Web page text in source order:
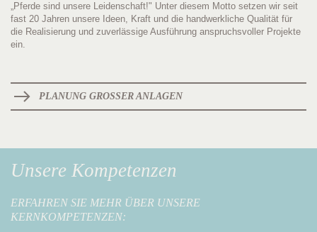
„Pferde sind unsere Leidenschaft!" Unter diesem Motto setzen wir seit
fast 20 Jahren unsere Ideen, Kraft und die handwerkliche Qualität für
die Realisierung und zuverlässige Ausführung anspruchsvoller Projekte
ein.
PLANUNG GROSSER ANLAGEN
Unsere Kompetenzen
ERFAHREN SIE MEHR ÜBER UNSERE
KERNKOMPETENZEN: